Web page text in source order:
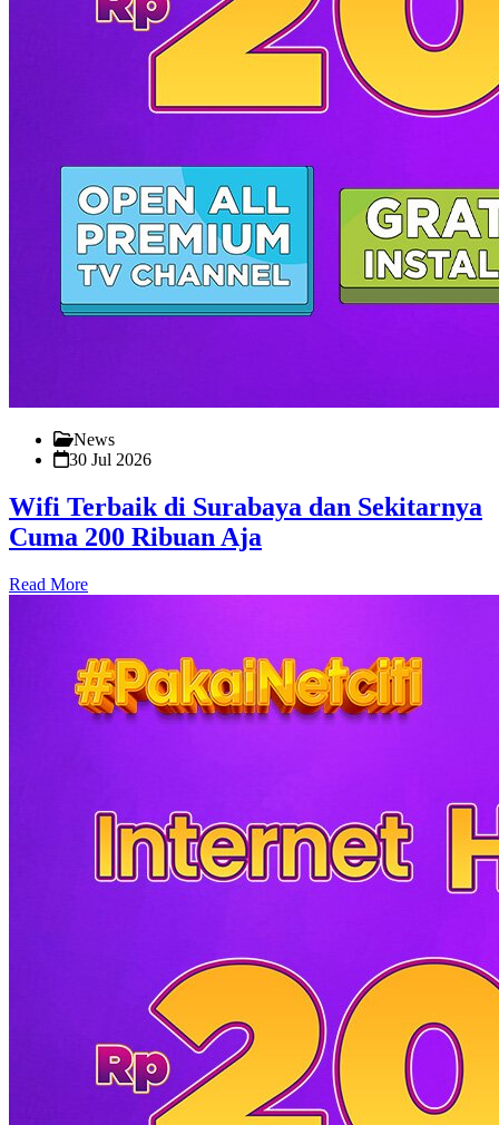
News
30 Jul 2026
Wifi Terbaik di Surabaya dan Sekitarnya
Cuma 200 Ribuan Aja
Read More